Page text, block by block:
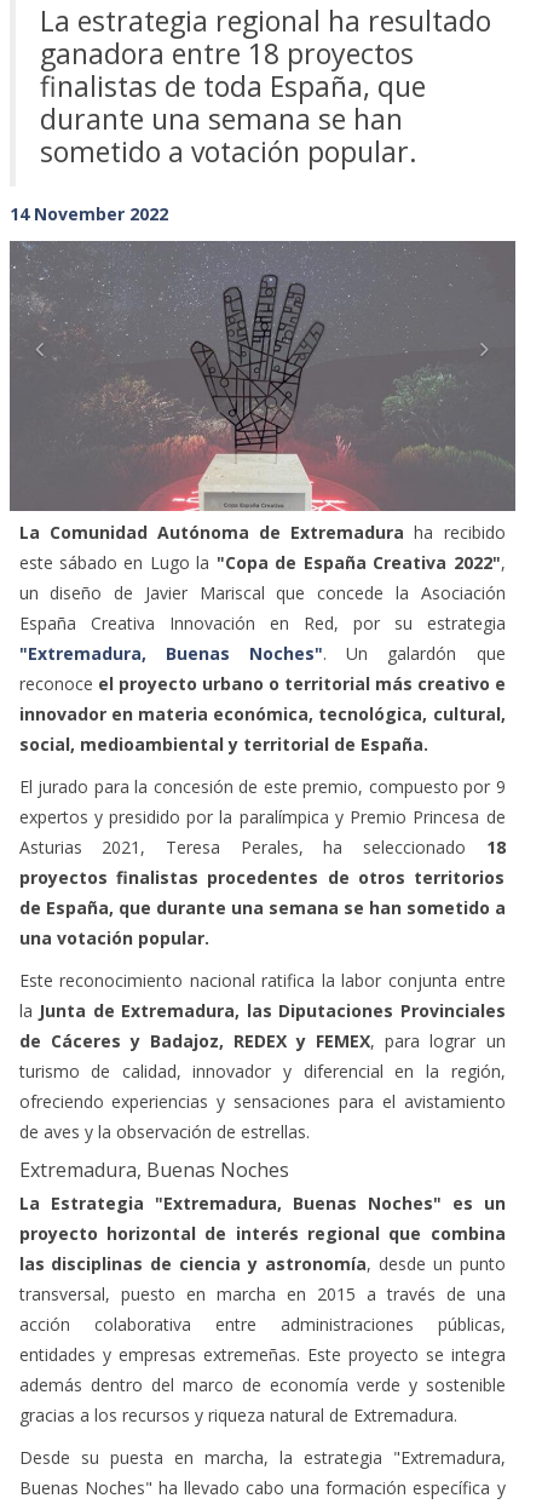
La estrategia regional ha resultado
ganadora entre 18 proyectos
finalistas de toda España, que
durante una semana se han
sometido a votación popular.
14 November 2022
Previous Next
La Comunidad Autónoma de Extremadura ha recibido
este sábado en Lugo la "Copa de España Creativa 2022",
un diseño de Javier Mariscal que concede la Asociación
España Creativa Innovación en Red, por su estrategia
"Extremadura, Buenas Noches". Un galardón que
reconoce el proyecto urbano o territorial más creativo e
innovador en materia económica, tecnológica, cultural,
social, medioambiental y territorial de España.
El jurado para la concesión de este premio, compuesto por 9
expertos y presidido por la paralímpica y Premio Princesa de
Asturias 2021, Teresa Perales, ha seleccionado 18
proyectos finalistas procedentes de otros territorios
de España, que durante una semana se han sometido a
una votación popular.
Este reconocimiento nacional ratifica la labor conjunta entre
la Junta de Extremadura, las Diputaciones Provinciales
de Cáceres y Badajoz, REDEX y FEMEX, para lograr un
turismo de calidad, innovador y diferencial en la región,
ofreciendo experiencias y sensaciones para el avistamiento
de aves y la observación de estrellas.
Extremadura, Buenas Noches
La Estrategia "Extremadura, Buenas Noches" es un
proyecto horizontal de interés regional que combina
las disciplinas de ciencia y astronomía, desde un punto
transversal, puesto en marcha en 2015 a través de una
acción colaborativa entre administraciones públicas,
entidades y empresas extremeñas. Este proyecto se integra
además dentro del marco de economía verde y sostenible
gracias a los recursos y riqueza natural de Extremadura.
Desde su puesta en marcha, la estrategia "Extremadura,
Buenas Noches" ha llevado cabo una formación específica y